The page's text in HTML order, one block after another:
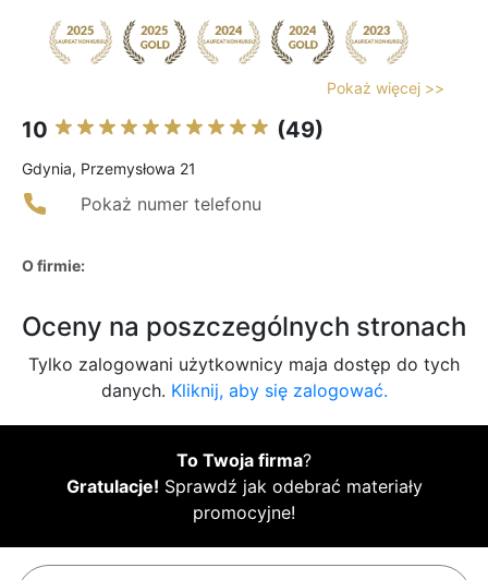
Pokaż więcej >>
10 (49)
Gdynia, Przemysłowa 21
Pokaż numer telefonu
O firmie:
Oceny na poszczególnych stronach
Tylko zalogowani użytkownicy maja dostęp do tych
danych. Kliknij, aby się zalogować.
To Twoja firma?
Gratulacje! Sprawdź jak odebrać materiały
promocyjne!